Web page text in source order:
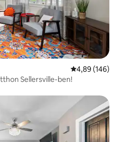
Átlagos
4,89 (146)
Sellersville-ben!